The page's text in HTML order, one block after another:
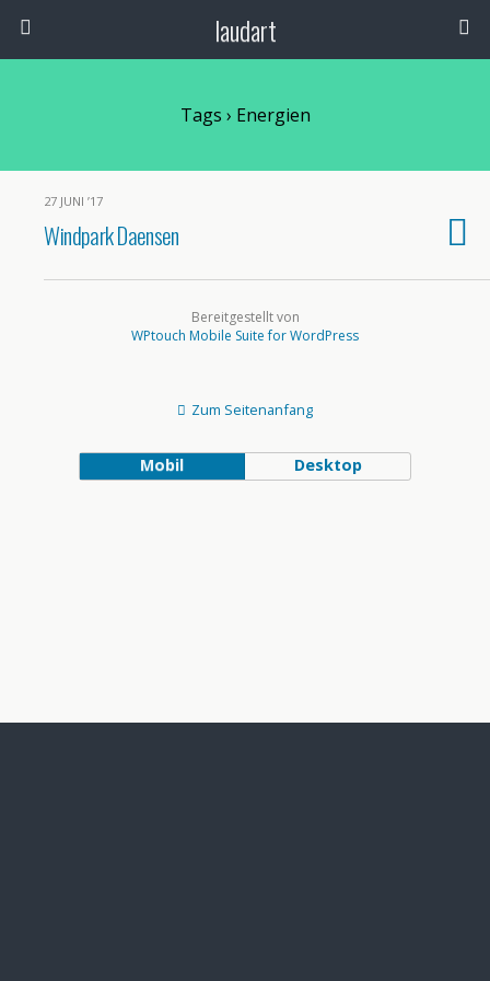
laudart
Tags › Energien
27 JUNI ’17
Windpark Daensen
Bereitgestellt von
WPtouch Mobile Suite for WordPress
Zum Seitenanfang
Mobil Desktop